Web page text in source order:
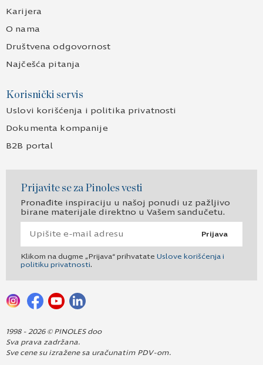
Karijera
O nama
Društvena odgovornost
Najčešća pitanja
Korisnički servis
Uslovi korišćenja i politika privatnosti
Dokumenta kompanije
B2B portal
Prijavite se za Pinoles vesti
Pronađite inspiraciju u našoj ponudi uz pažljivo
birane materijale direktno u Vašem sandučetu.
Prijava
Klikom na dugme „Prijava“ prihvatate Uslove korišćenja i
politiku privatnosti.
1998 - 2026 © PINOLES doo
Sva prava zadržana.
Sve cene su izražene sa uračunatim PDV-om.